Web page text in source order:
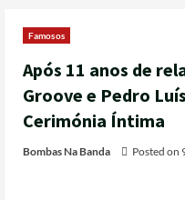
Famosos
Após 11 anos de
Groove e Pedro
Cerimónia Íntima
Bombas Na Banda Posted on